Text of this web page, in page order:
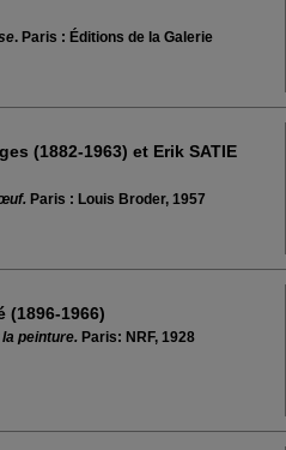
. Paris : Éditions de la Galerie
(1882-1963) et Erik SATIE
Paris : Louis Broder, 1957
(1896-1966)
peinture. Paris: NRF, 1928